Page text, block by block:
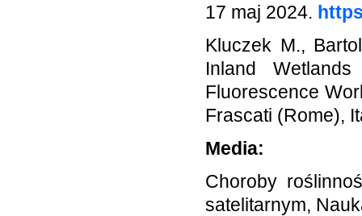
17 maj 2024.
Kluczek M.,
Inland
Fluorescence
Frascati (Rome),
Media:
Choroby
satelitarnym,